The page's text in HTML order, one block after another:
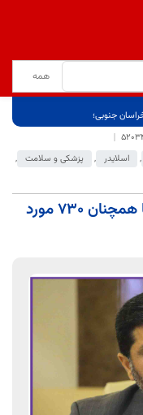
, اسلایدر , پزشکی و سلامت ,
تعداد فوتی های در اثر بیماری کرونا همچنان 730 مورد